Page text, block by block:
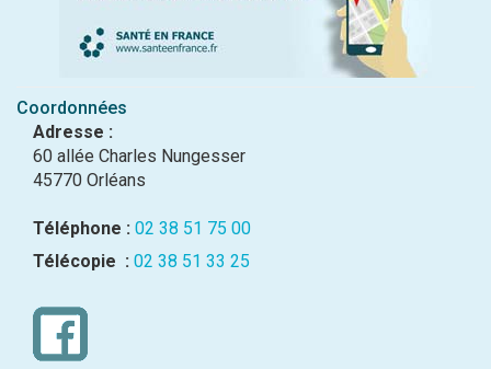
Coordonnées
Adresse :
60 allée Charles Nungesser
45770 Orléans
Téléphone : 02 38 51 75 00
Télécopie : 02 38 51 33 25